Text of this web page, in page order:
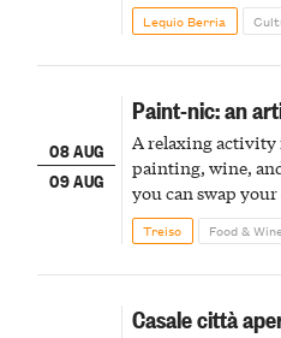
Lequio Berria
08 AUG
09 AUG
Paint-nic: an
A relaxing
painting, wine,
you can swap
Treiso Food & Wine
Casale città